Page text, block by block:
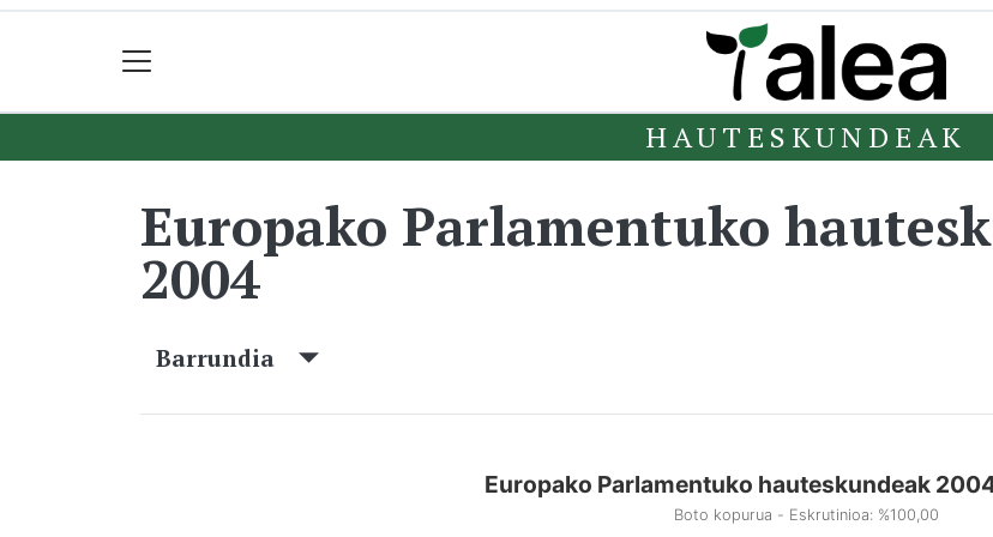
HAUTESKUNDEAK
Europako Parlamentuko
2004
Barrundia
Europako Parlamentuko hauteskundeak
Boto kopurua - Eskrutinioa: %100,00